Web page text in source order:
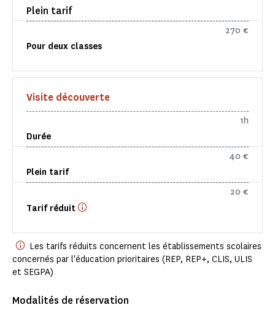
Plein tarif
Pour deux classes
270 €
Visite découverte
Durée
1h
Plein tarif
40 €
Tarif réduit
20 €
Les tarifs réduits concernent les établissements scolaires
concernés par l'éducation prioritaires (REP, REP+, CLIS, ULIS
et SEGPA)
Modalités de réservation